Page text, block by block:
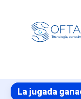
La jugada